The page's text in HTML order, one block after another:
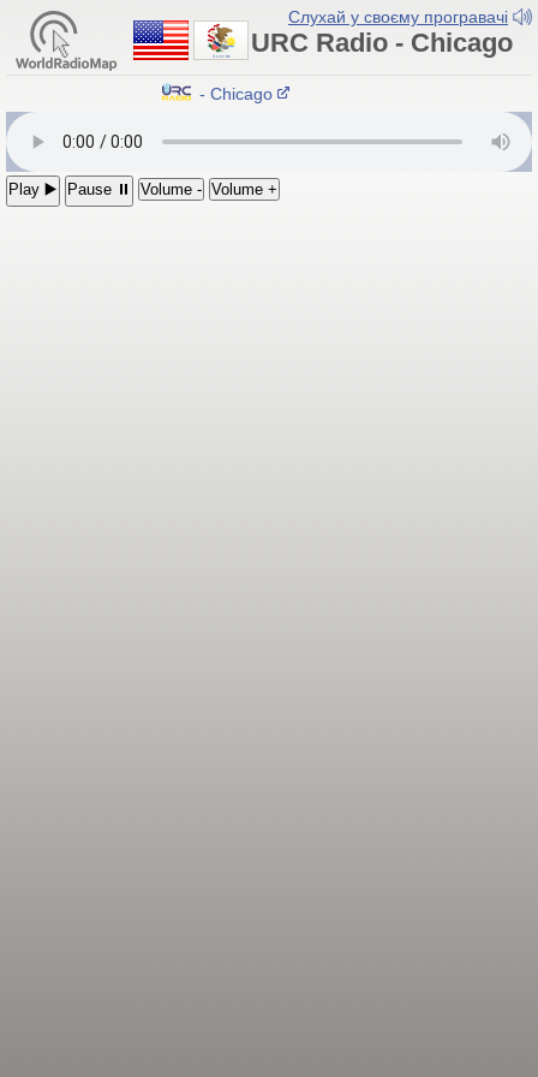
Слухай у своєму програвачі
URC Radio - Chicago
URC Radio - Chicago
Play ▶️ Pause ⏸ Volume - Volume +